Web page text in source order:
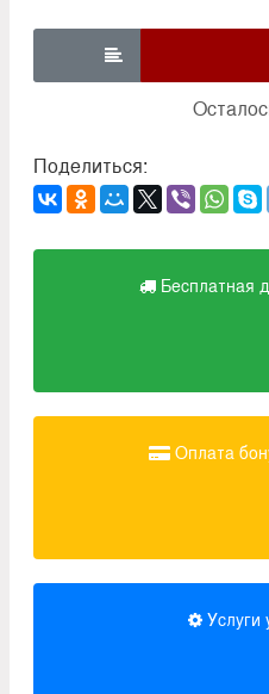

Поделиться:
Бесплатная
Оплата
Услуги